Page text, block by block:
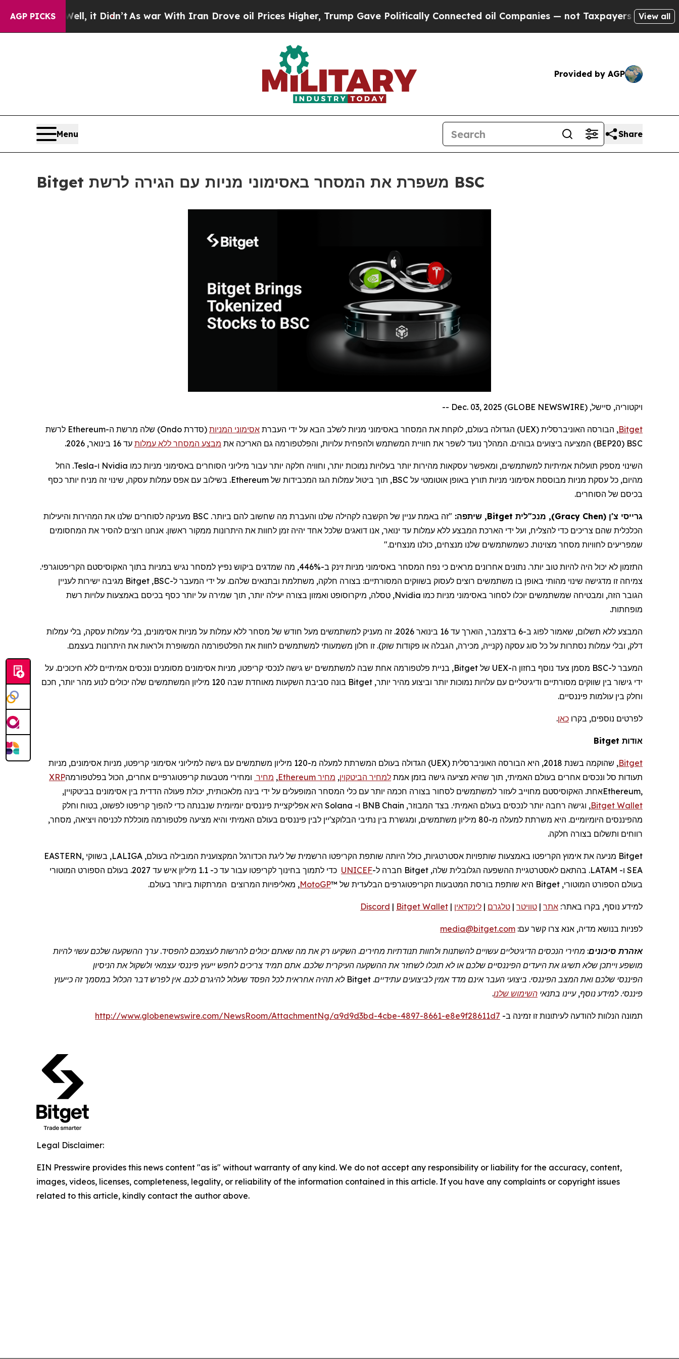
AGP PICKS
Well, it Didn’tAs war With Iran Drove oil Prices Higher, Trump Gave Politically Connected oil Companies — not Taxpayers — the Chance to
View all
Provided by AGP
Menu Share
Bitget משפרת את המסחר באסימוני מניות עם הגירה לרשת BSC
ויקטוריה, סיישל, Dec. 03, 2025 (GLOBE NEWSWIRE) --
Bitget, הבורסה האוניברסלית (UEX) הגדולה בעולם, לוקחת את המסחר באסימוני מניות לשלב הבא על ידי העברת אסימוני המניות (סדרת Ondo) שלה מרשת ה-Ethereum לרשת
BSC
(
BEP20) המציעה ביצועים גבוהים. המהלך נועד לשפר את חוויית המשתמש ולהפחית עלויות, והפלטפורמה גם האריכה את מבצע המסחר ללא עמלות עד 16 בינואר, 2026.
השינוי מספק תועלות אמיתיות למשתמשים, ומאפשר עסקאות מהירות יותר בעלויות נמוכות יותר, וחוויה חלקה יותר עבור מיליוני הסוחרים באסימוני מניות כמו Nvidia ו-Tesla. החל
מהיום, כל עסקת מניות מבוססת אסימוני מניות תורץ באופן אוטומטי על BSC, תוך ביטול עמלות הגז המכבידות של Ethereum. בשילוב עם אפס עמלות עסקה, שינוי זה מניח יותר כסף
בכיסם של הסוחרים.
גרייסי צ'ן (
Gracy Chen
), מנכ"לית Bitget, שיתפה:
"זה באמת עניין של הקשבה לקהילה שלנו והעברת מה שחשוב להם ביותר. BSC מעניקה לסוחרים שלנו את המהירות והיעילות
הכלכלית שהם צריכים כדי להצליח, ועל ידי הארכת המבצע ללא עמלות עד ינואר, אנו דואגים שלכל אחד יהיה זמן לחוות את היתרונות ממקור ראשון. אנחנו רוצים להסיר את המחסומים
שמפריעים לחוויות מסחר מצוינות. כשמשתמשים שלנו מנצחים, כולנו מנצחים."
התזמון לא יכול היה להיות טוב יותר. נתונים אחרונים מראים כי נפח המסחר באסימוני מניות זינק ב-446%, מה שמדגים ביקוש נפיץ למסחר נגיש במניות בתוך האקוסיסטם הקריפטוגרפי.
צמיחה זו מדגישה שינוי מהותי באופן בו משתמשים רוצים לעסוק בשווקים המסורתיים: בצורה חלקה, משתלמת ובתנאים שלהם. על ידי המעבר ל-BSC
,
Bitget מגיבה ישירות לעניין
הגובר הזה, ומבטיחה שמשתמשים יוכלו לסחור באסימוני מניות כמו Nvidia
, טסלה, מיקרוסופט ואמזון בצורה יעילה יותר, תוך שמירה על יותר כסף בכיסם באמצעות עלויות רשת
מופחתות.
המבצע ללא תשלום, שאמור לפוג ב-6 בדצמבר, הוארך עד 16 בינואר 2026. זה מעניק למשתמשים מעל חודש של מסחר ללא עמלות על מניות אסימונים, בלי עמלות עסקה, בלי עמלות
דלק, ובלי עמלות נסתרות על כל סוג עסקה (קנייה, מכירה, הגבלה או פקודות שוק). זו חלון משמעותי למשתמשים לחוות את הפלטפורמה המשופרת ולראות את היתרונות בעצמם.
המעבר ל-BSC מסמן צעד נוסף בחזון ה-UEX של Bitget, בניית פלטפורמה אחת שבה למשתמשים יש גישה לנכסי קריפטו, מניות אסימונים מסומנים ונכסים אמיתיים ללא חיכוכים. על
ידי גישור בין שווקים מסורתיים ודיגיטליים עם עלויות נמוכות יותר וביצוע מהיר יותר, Bitget בונה סביבת
השקעות מאוחדת שבה 120 מיליון המשתמשים שלה יכולים לנוע מהר יותר, חכם
וחלק בין עולמות פיננסיים.
לפרטים נוספים, בקרו כאן.
אודות Bitget
Bitget
, שהוקמה בשנת 2018, היא הבורסה האוניברסלית ( UEX
) הגדולה בעולם המשרתת למעלה מ-120 מיליון משתמשים עם גישה למיליוני אסימוני קריפטו, מניות אסימונים, מניות
תעודות סל ונכסים אחרים בעולם האמיתי, תוך שהיא מציעה גישה בזמן אמת למחיר הביטקוין, מחיר Ethereum
, מחיר XRPומחירי מטבעות קריפטוגרפיים אחרים, הכול בפלטפורמה
אחת. האקוסיסטם מחוייב לעזור למשתמשים לסחור בצורה חכמה יותר עם כלי המסחר המופעלים על ידי בינה מלאכותית, יכולת פעולה הדדית בין אסימונים בביטקויין,Ethereum,
Solana ו- BNB Chain , וגישה רחבה יותר לנכסים בעולם האמיתי. בצד המבוזר,Bitget Wallet
היא אפליקציית פיננסים יומיומית שנבנתה כדי להפוך קריפטו לפשוט, בטוח וחלק
מהפיננסים היומיומיים. היא משרתת למעלה מ-80 מיליון משתמשים, ומגשרת בין נתיבי הבלוקצ'יין לבין פיננסים בעולם האמיתי והיא מציעה פלטפורמה מוכללת לכניסה ויציאה, מסחר,
רווחים ותשלום בצורה חלקה.
Bitget מניעה את אימוץ הקריפטו באמצעות שותפויות אסטרטגיות, כולל היותה שותפת הקריפטו הרשמית של ליגת הכדורגל המקצוענית המובילה בעולם, LALIGA, בשווקי EASTERN,
SEA ו- LATAM. בהתאם לאסטרטגיית ההשפעה הגלובלית שלה, Bitget חברה ל-
UNICEF
כדי לתמוך בחינוך לקריפטו עבור עד כ- 1.1 מיליון איש עד 2027. בעולם הספורט המוטורי
בעולם הספורט המוטורי, Bitget היא שותפת בורסת המטבעות הקריפטוגרפים הבלעדית של ™
MotoGP, מאליפויות המרוצים המרתקות ביותר בעולם.
למידע נוסף, בקרו באתר: אתר | טוויטר | טלגרם | לינקדאין |
Discord | Bitget Wallet
לפניות בנושא מדיה, אנא צרו קשר עם: media@bitget.com
אזהרת סיכונים: מחירי הנכסים הדיגיטליים עשויים להשתנות ולחוות תנודתיות מחירים. השקיעו רק את מה שאתם יכולים להרשות לעצמכם להפסיד. ערך ההשקעה שלכם עשוי להיות
מושפע וייתכן שלא תשיגו את היעדים הפיננסיים שלכם או לא תוכלו לשחזר את ההשקעה העיקרית שלכם. אתם תמיד צריכים לחפש ייעוץ פיננסי עצמאי ולשקול את הניסיון
הפיננסי שלכם ואת המצב הפיננסי. ביצועי העבר אינם מדד אמין לביצועים עתידיים. Bitget לא תהיה אחראית לכל הפסד שעלול להיגרם לכם. אין לפרש דבר הכלול במסמך זה כייעוץ
פיננסי. למידע נוסף, עיינו בתנאי השימוש שלנו.
תמונה הנלוות להודעה לעיתונות זו זמינה ב-
http://www.globenewswire.com/NewsRoom/AttachmentNg/a9d9d3bd-4cbe-4897-8661-e8e9f28611d7
Legal Disclaimer:
EIN Presswire provides this news content "as is" without warranty of any kind. We do not accept any responsibility or liability for the accuracy, content,
images, videos, licenses, completeness, legality, or reliability of the information contained in this article. If you have any complaints or copyright issues
related to this article, kindly contact the author above.